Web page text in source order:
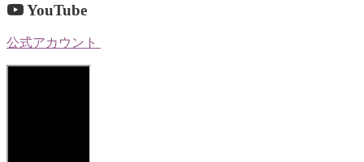
YouTube
公式アカウント